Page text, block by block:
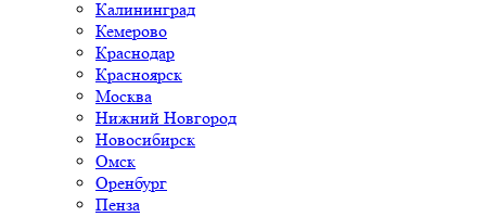
Калининград
Кемерово
Краснодар
Красноярск
Москва
Нижний Новгород
Новосибирск
Омск
Оренбург
Пенза